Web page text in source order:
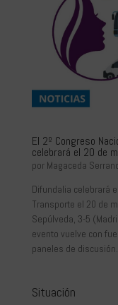
El 2º Congreso
celebrará el 20 de
por Magaceda
Difundalia celebrará
Transporte el 20 de
Sepúlveda, 3-5
evento vuelve con
paneles de
Situación